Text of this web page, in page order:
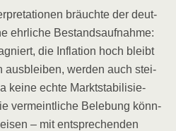
bräuch­te der deut­
ehr­li­che Bestands­auf­nah­me:
die Infla­ti­on hoch bleibt
aus­blei­ben, wer­den auch stei­
kei­ne ech­te Markt­sta­bi­li­sie­
ver­meint­li­che Bele­bung könn­
– mit ent­spre­chen­den